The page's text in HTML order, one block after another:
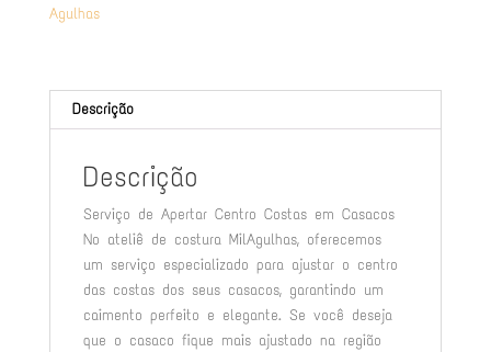
costura
Agulhas
Descrição
Descrição
Serviço de Apertar Centro Costas em Casacos
No ateliê de costura MilAgulhas, oferecemos
um serviço especializado para ajustar o centro
das costas dos seus casacos, garantindo um
caimento perfeito e elegante. Se você deseja
que o casaco fique mais ajustado na região